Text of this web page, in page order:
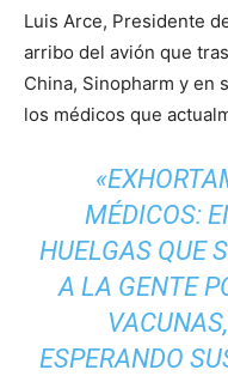
Luis Arce, Presidente
arribo del avión que
China, Sinopharm y en
los médicos que
MÉDICOS:
HUELGAS QUE
A LA GENTE
ESPERANDO